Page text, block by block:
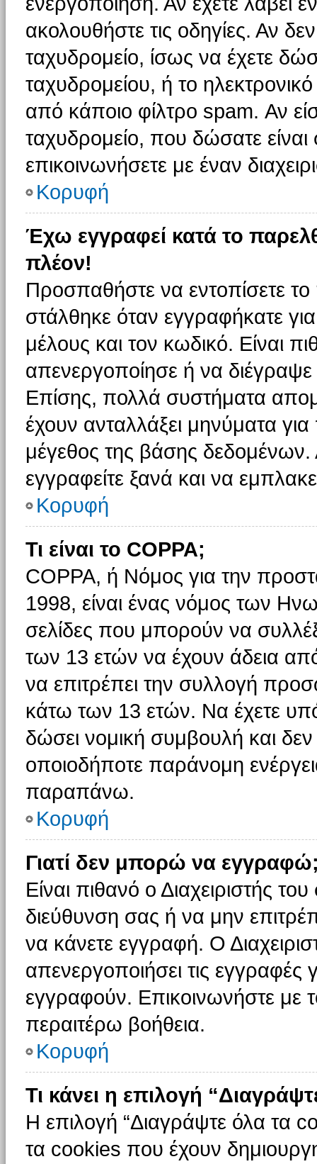
ακολουθήστε τις οδηγίες. Αν
ταχυδρομείο, ίσως να έχετε
ταχυδρομείου, ή το
από κάποιο φίλτρο spam. Αν
ταχυδρομείο, που δώσατε
επικοινωνήσετε με έναν
Κορυφή
Έχω εγγραφεί κατά το
πλέον!
Προσπαθήστε να εντοπίσετε
στάλθηκε όταν εγγραφήκατε
μέλους και τον κωδικό. Είναι
απενεργοποίησε ή να
Επίσης, πολλά συστήματα
έχουν ανταλλάξει μηνύματα
μέγεθος της βάσης
εγγραφείτε ξανά και να
Κορυφή
Τι είναι το COPPA;
COPPA, ή Νόμος για την
1998, είναι ένας νόμος των
σελίδες που μπορούν να
των 13 ετών να έχουν άδεια
να επιτρέπει την συλλογή
κάτω των 13 ετών. Να έχετε
δώσει νομική συμβουλή και δεν
οποιοδήποτε παράνομη
παραπάνω.
Κορυφή
Γιατί δεν μπορώ να
Είναι πιθανό ο Διαχειριστής
διεύθυνση σας ή να μην
να κάνετε εγγραφή. Ο
απενεργοποιήσει τις εγγραφές
εγγραφούν. Επικοινωνήστε με
περαιτέρω βοήθεια.
Κορυφή
Τι κάνει η επιλογή
Η επιλογή “Διαγράψτε όλα τα
τα cookies που έχουν